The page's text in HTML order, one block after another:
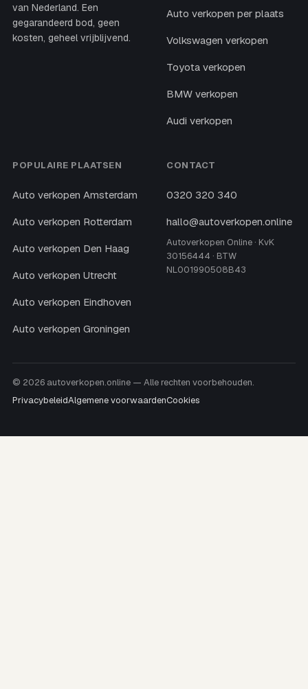
van Nederland. Een
gegarandeerd bod, geen
kosten, geheel vrijblijvend.
Auto verkopen per plaats
Volkswagen verkopen
Toyota verkopen
BMW verkopen
Audi verkopen
POPULAIRE PLAATSEN
Auto verkopen Amsterdam
Auto verkopen Rotterdam
Auto verkopen Den Haag
Auto verkopen Utrecht
Auto verkopen Eindhoven
Auto verkopen Groningen
CONTACT
0320 320 340
hallo@autoverkopen.online
Autoverkopen Online · KvK
30156444 · BTW
NL001990508B43
© 2026 autoverkopen.online — Alle rechten voorbehouden.
PrivacybeleidAlgemene voorwaardenCookies